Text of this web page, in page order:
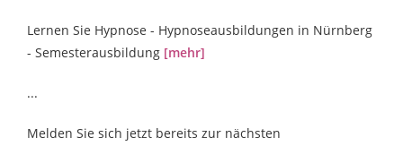
Lernen Sie Hypnose - Hypnoseausbildungen in Nürnberg
- Semesterausbildung [mehr]
...
Melden Sie sich jetzt bereits zur nächsten